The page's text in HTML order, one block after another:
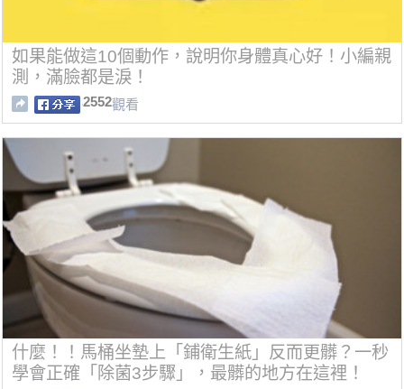
如果能做這10個動作，說明你身體真心好！小編親
測，滿臉都是淚！
2552觀看
什麼！！馬桶坐墊上「鋪衛生紙」反而更髒？一秒
學會正確「除菌3步驟」，最髒的地方在這裡！